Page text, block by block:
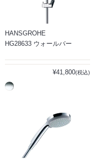
HANSGROHE
HG28633 ウォールバー
¥41,800(税込)